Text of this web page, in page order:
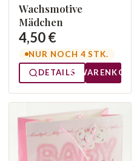
Wachsmotive
Mädchen
4,50 €
NUR NOCH 4 STK.
DETAILS
WARENKORB